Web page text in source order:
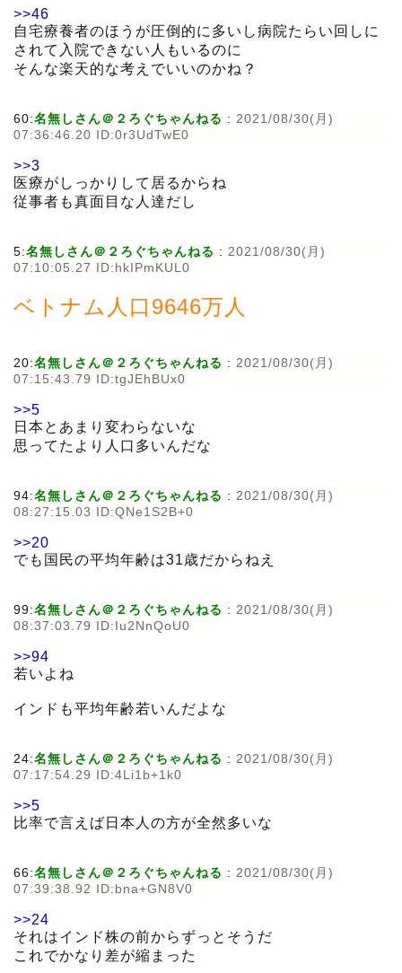
>>46
自宅療養者のほうが圧倒的に多いし病院たらい回しに
されて入院できない人もいるのに
そんな楽天的な考えでいいのかね？
60:名無しさん＠２ろぐちゃんねる : 2021/08/30(月)
07:36:46.20 ID:0r3UdTwE0
>>3
医療がしっかりして居るからね
従事者も真面目な人達だし
5:名無しさん＠２ろぐちゃんねる : 2021/08/30(月)
07:10:05.27 ID:hkIPmKUL0
ベトナム人口9646万人
20:名無しさん＠２ろぐちゃんねる : 2021/08/30(月)
07:15:43.79 ID:tgJEhBUx0
>>5
日本とあまり変わらないな
思ってたより人口多いんだな
94:名無しさん＠２ろぐちゃんねる : 2021/08/30(月)
08:27:15.03 ID:QNe1S2B+0
>>20
でも国民の平均年齢は31歳だからねえ
99:名無しさん＠２ろぐちゃんねる : 2021/08/30(月)
08:37:03.79 ID:Iu2NnQoU0
>>94
若いよね
インドも平均年齢若いんだよな
24:名無しさん＠２ろぐちゃんねる : 2021/08/30(月)
07:17:54.29 ID:4Li1b+1k0
>>5
比率で言えば日本人の方が全然多いな
66:名無しさん＠２ろぐちゃんねる : 2021/08/30(月)
07:39:38.92 ID:bna+GN8V0
>>24
それはインド株の前からずっとそうだ
これでかなり差が縮まった